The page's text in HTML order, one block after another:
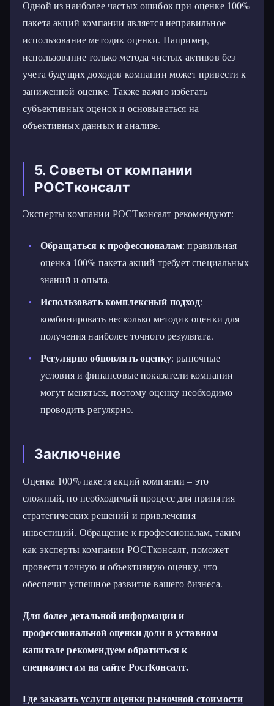
Одной из наиболее частых ошибок при оценке 100%
пакета акций компании является неправильное
использование методик оценки. Например,
использование только метода чистых активов без
учета будущих доходов компании может привести к
заниженной оценке. Также важно избегать
субъективных оценок и основываться на
объективных данных и анализе.
5. Советы от компании
РОСТконсалт
Эксперты компании РОСТконсалт рекомендуют:
Обращаться к профессионалам: правильная
оценка 100% пакета акций требует специальных
знаний и опыта.
Использовать комплексный подход:
комбинировать несколько методик оценки для
получения наиболее точного результата.
Регулярно обновлять оценку: рыночные
условия и финансовые показатели компании
могут меняться, поэтому оценку необходимо
проводить регулярно.
Заключение
Оценка 100% пакета акций компании – это
сложный, но необходимый процесс для принятия
стратегических решений и привлечения
инвестиций. Обращение к профессионалам, таким
как эксперты компании РОСТконсалт, поможет
провести точную и объективную оценку, что
обеспечит успешное развитие вашего бизнеса.
Для более детальной информации и
профессиональной оценки доли в уставном
капитале рекомендуем обратиться к
специалистам на сайте РостКонсалт.
Где заказать услуги оценки рыночной стоимости